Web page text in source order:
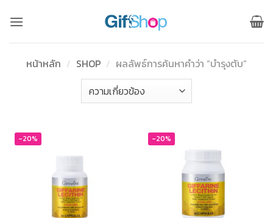
หน้าหลัก / SHOP / ผลลัพธ์การค้นหาคำว่า “บำรุงตับ”
-20% -20%